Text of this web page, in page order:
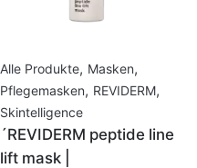
Alle Produkte, Masken,
Pflegemasken, REVIDERM,
Skintelligence
´REVIDERM peptide line
lift mask |